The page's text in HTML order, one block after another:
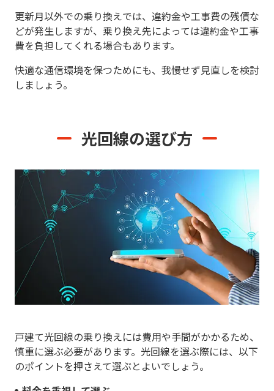
更新月以外での乗り換えでは、違約金や工事費の残債な
どが発生しますが、乗り換え先によっては違約金や工事
費を負担してくれる場合もあります。
快適な通信環境を保つためにも、我慢せず見直しを検討
しましょう。
光回線の選び方
戸建て光回線の乗り換えには費用や手間がかかるため、
慎重に選ぶ必要があります。光回線を選ぶ際には、以下
のポイントを押さえて選ぶとよいでしょう。